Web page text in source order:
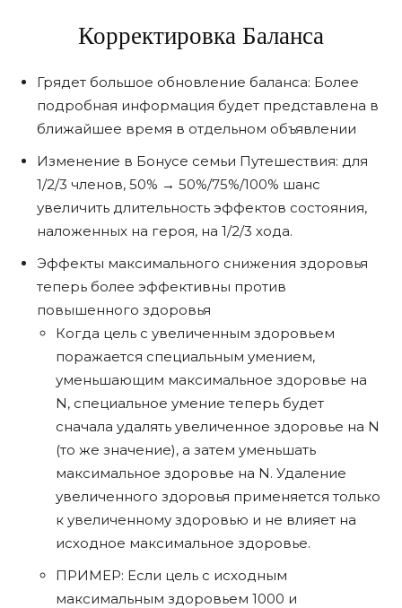
Корректировка Баланса
Грядет большое обновление баланса: Более
подробная информация будет представлена в
ближайшее время в отдельном объявлении
Изменение в Бонусе семьи Путешествия: для
1/2/3 членов, 50% → 50%/75%/100% шанс
увеличить длительность эффектов состояния,
наложенных на героя, на 1/2/3 хода.
Эффекты максимального снижения здоровья
теперь более эффективны против
повышенного здоровья
Когда цель с увеличенным здоровьем
поражается специальным умением,
уменьшающим максимальное здоровье на
N, специальное умение теперь будет
сначала удалять увеличенное здоровье на N
(то же значение), а затем уменьшать
максимальное здоровье на N. Удаление
увеличенного здоровья применяется только
к увеличенному здоровью и не влияет на
исходное максимальное здоровье.
ПРИМЕР: Если цель с исходным
максимальным здоровьем 1000 и